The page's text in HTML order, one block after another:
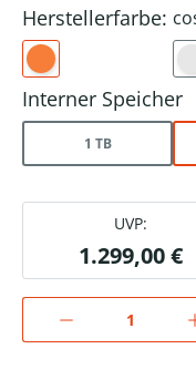
Herstellerfarbe:
Interner Speicher
1 TB
UVP:
1.299,00 €